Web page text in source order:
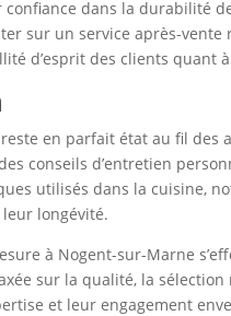
dans la durabilité
sur un service après-
d’esprit des clients quant
en parfait état au fil
conseils d’entretien
utilisés dans la cuisine,
longévité.
à Nogent-sur-Marne
sur la qualité, la
et leur engagement